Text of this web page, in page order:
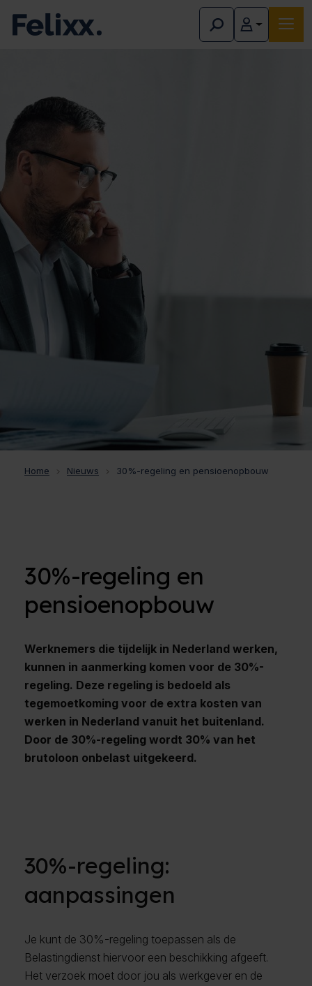
Home Nieuws 30%-regeling en pensioenopbouw
30%-regeling en
pensioenopbouw
Werknemers die tijdelijk in Nederland werken,
kunnen in aanmerking komen voor de 30%-
regeling. Deze regeling is bedoeld als
tegemoetkoming voor de extra kosten van
werken in Nederland vanuit het buitenland.
Door de 30%-regeling wordt 30% van het
brutoloon onbelast uitgekeerd.
30%-regeling:
aanpassingen
Je kunt de 30%-regeling toepassen als de
Belastingdienst hiervoor een beschikking afgeeft.
Het verzoek moet door jou als werkgever en de